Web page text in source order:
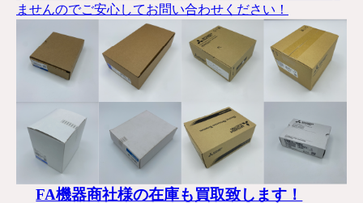
ませんのでご安心してお問い合わせください！
FA機器商社様の在庫も買取致します！